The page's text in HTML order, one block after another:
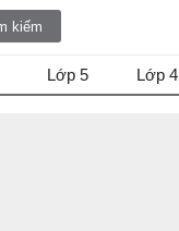
Lớp 5 Lớp 4